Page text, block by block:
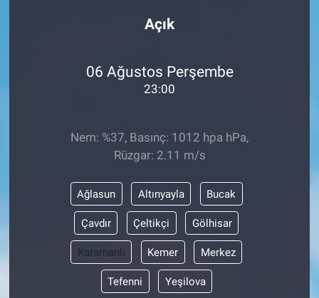
Açık
06 Ağustos Perşembe
23:00
Nem: %37, Basınç: 1012 hpa hPa,
Rüzgar: 2.11 m/s
Ağlasun Altınyayla Bucak
Çavdır Çeltikçi Gölhisar
Karamanlı Kemer Merkez
Tefenni Yeşilova